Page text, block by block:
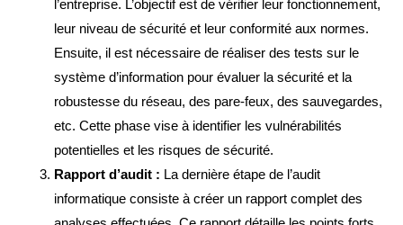
l’entreprise. L’objectif est de vérifier leur fonctionnement,
leur niveau de sécurité et leur conformité aux normes.
Ensuite, il est nécessaire de réaliser des tests sur le
système d’information pour évaluer la sécurité et la
robustesse du réseau, des pare-feux, des sauvegardes,
etc. Cette phase vise à identifier les vulnérabilités
potentielles et les risques de sécurité.
Rapport d’audit : La dernière étape de l’audit
informatique consiste à créer un rapport complet des